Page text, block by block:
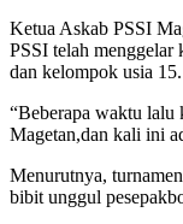
Ketua Askab PSSI
PSSI telah menggelar
dan kelompok usia 15.
“Beberapa waktu lalu
Magetan,dan kali ini
Menurutnya,
bibit unggul